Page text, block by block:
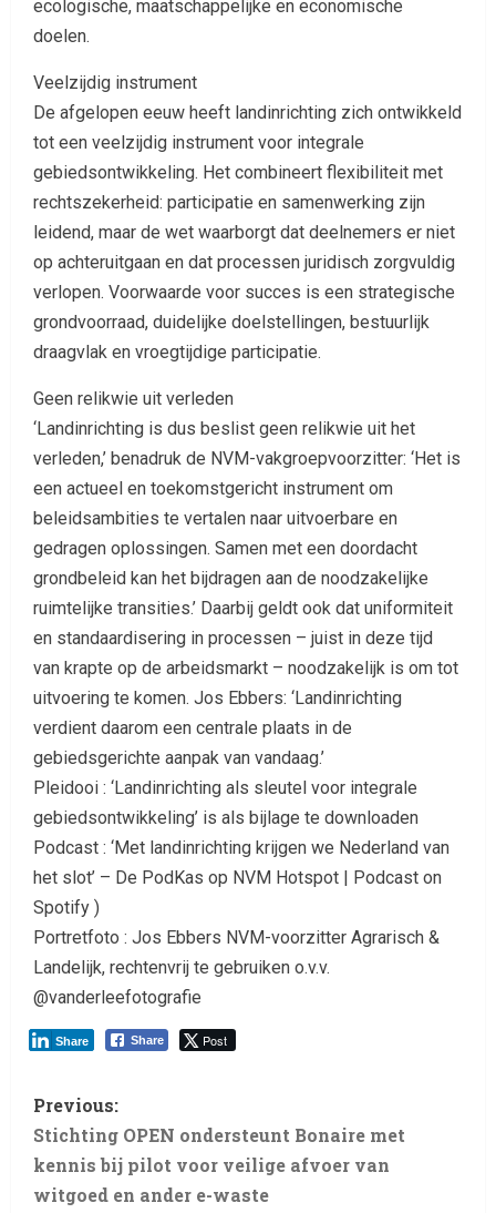
ecologische, maatschappelijke en economische
doelen.
Veelzijdig instrument
De afgelopen eeuw heeft landinrichting zich ontwikkeld
tot een veelzijdig instrument voor integrale
gebiedsontwikkeling. Het combineert flexibiliteit met
rechtszekerheid: participatie en samenwerking zijn
leidend, maar de wet waarborgt dat deelnemers er niet
op achteruitgaan en dat processen juridisch zorgvuldig
verlopen. Voorwaarde voor succes is een strategische
grondvoorraad, duidelijke doelstellingen, bestuurlijk
draagvlak en vroegtijdige participatie.
Geen relikwie uit verleden
‘Landinrichting is dus beslist geen relikwie uit het
verleden,’ benadruk de NVM-vakgroepvoorzitter: ‘Het is
een actueel en toekomstgericht instrument om
beleidsambities te vertalen naar uitvoerbare en
gedragen oplossingen. Samen met een doordacht
grondbeleid kan het bijdragen aan de noodzakelijke
ruimtelijke transities.’ Daarbij geldt ook dat uniformiteit
en standaardisering in processen – juist in deze tijd
van krapte op de arbeidsmarkt – noodzakelijk is om tot
uitvoering te komen. Jos Ebbers: ‘Landinrichting
verdient daarom een centrale plaats in de
gebiedsgerichte aanpak van vandaag.’
Pleidooi : ‘Landinrichting als sleutel voor integrale
gebiedsontwikkeling’ is als bijlage te downloaden
Podcast : ‘Met landinrichting krijgen we Nederland van
het slot’ – De PodKas op NVM Hotspot | Podcast on
Spotify )
Portretfoto : Jos Ebbers NVM-voorzitter Agrarisch &
Landelijk, rechtenvrij te gebruiken o.v.v.
@vanderleefotografie
Share Post
Share
Previous:
Stichting OPEN ondersteunt Bonaire met
kennis bij pilot voor veilige afvoer van
witgoed en ander e-waste